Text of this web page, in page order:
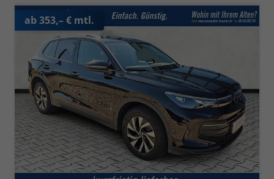
ab 353,– € mtl.